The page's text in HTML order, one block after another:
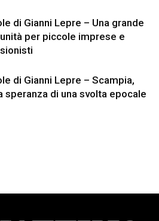
di Gianni Lepre – Una grande
per piccole imprese e
di Gianni Lepre – Scampia,
speranza di una svolta epocale